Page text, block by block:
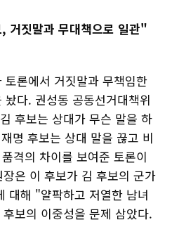
짓말과 무대책으로 일관"
론에서 거짓말과 무책임한
다. 권성동 공동선거대책위
후보는 상대가 무슨 말을 하
명 후보는 상대 말을 끊고 비
격의 차이를 보여준 토론이
은 이 후보가 김 후보의 군가
대해 "얄팍하고 저열한 남녀
보의 이중성을 문제 삼았다.